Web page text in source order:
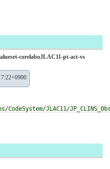
corelaboJLAC11-pt-act-vs
JLAC11/